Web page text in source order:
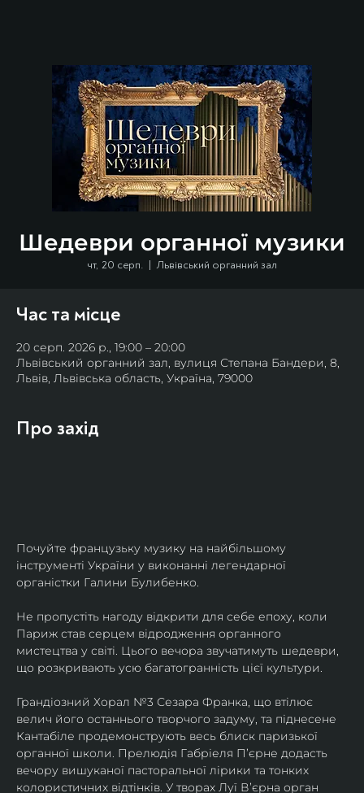
Шедеври органної музики
чт, 20 серп.
  |
Львівський органний зал
Час та місце
20 серп. 2026 р., 19:00 – 20:00
Львівський органний зал, вулиця Степана Бандери, 8,
Львів, Львівська область, Україна, 79000
Про захід
Почуйте французьку музику на найбільшому
інструменті України у виконанні легендарної
органістки Галини Булибенко.
Не пропустіть нагоду відкрити для себе епоху, коли
Париж став серцем відродження органного
мистецтва у світі. Цього вечора звучатимуть шедеври,
що розкривають усю багатогранність цієї культури.
Грандіозний Хорал №3 Сезара Франка, що втілює
велич його останнього творчого задуму, та піднесене
Кантабіле продемонструють весь блиск паризької
органної школи. Прелюдія Габріеля П’єрне додасть
вечору вишуканої пасторальної лірики та тонких
колористичних відтінків. У творах Луї Вʼєрна орган